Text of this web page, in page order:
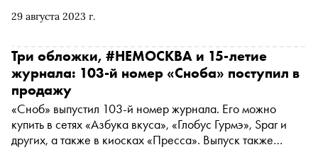
29 августа 2023 г.
познакомились с изданием и кто, по их мнению,
Три обложки, #НЕМОСКВА и 15-летие
журнала: 103-й номер «Сноба» поступил в
продажу
«Сноб» выпустил 103-й номер журнала. Его можно
купить в сетях «Азбука вкуса», «Глобус Гурмэ», Spar и
других, а также в киосках «Пресса». Выпуск также